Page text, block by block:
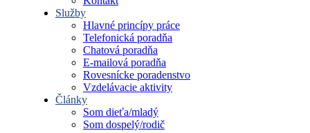
Služby
Hlavné princípy práce
Telefonická poradňa
Chatová poradňa
E-mailová poradňa
Rovesnícke poradenstvo
Vzdelávacie aktivity
Články
Som dieťa/mladý
Som dospelý/rodič